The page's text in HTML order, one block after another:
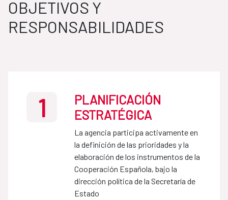
OBJETIVOS Y
RESPONSABILIDADES
1
PLANIFICACIÓN
ESTRATÉGICA
La agencia participa activamente en
la definición de las prioridades y la
elaboración de los instrumentos de la
Cooperación Española, bajo la
dirección política de la Secretaría de
Estado